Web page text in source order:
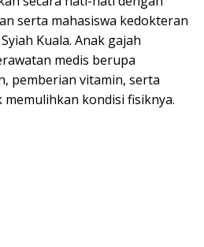
serta mahasiswa kedokteran
Kuala. Anak gajah
medis berupa
pemberian vitamin, serta
kondisi fisiknya.